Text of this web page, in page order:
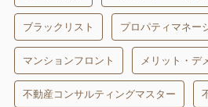
ブラックリスト プロパティマネー
マンションフロント メリット・デ
不動産コンサルティングマスター